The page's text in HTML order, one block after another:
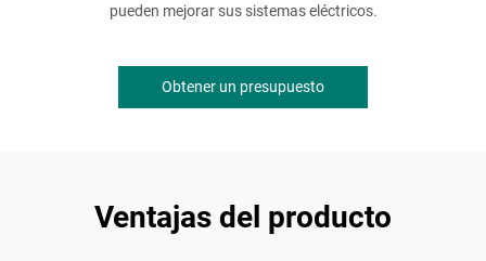
pueden mejorar sus sistemas eléctricos.
Obtener un presupuesto
Ventajas del producto